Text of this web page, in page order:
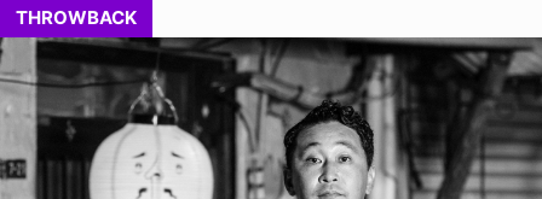
THROWBACK